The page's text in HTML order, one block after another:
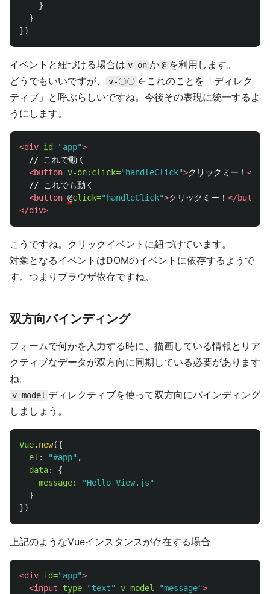
}
}
})
イベントと紐づける場合は v-on か @ を利用します。
どうでもいいですが、
v-〇〇 ←これのことを「ディレク
ティブ」と呼ぶらしいですね。今後その表現に統一するよ
うにします。
<div id="app">
  // これで動く
<button v-on:click="handleClick">クリックミー！ </
  // これでも動く
<button @click="handleClick">クリックミー！ </
</div>
こうですね。クリックイベントに紐づけています。
対象となるイベントはDOMのイベントに依存するようで
す。つまりブラウザ依存ですね。
双方向バインディング
フォームで何かを入力する時に、描画している情報とリア
クティブなデータが双方向に同期している必要があります
ね。
v-model ディレクティブを使って双方向にバインディング
しましょう。
Vue. new({
el : "#app" ,
data:
{
message: "Hello View.js"
}
})
上記のようなVueインスタンスが存在する場合
<div id="app">
<input
type="text" v-model="message">